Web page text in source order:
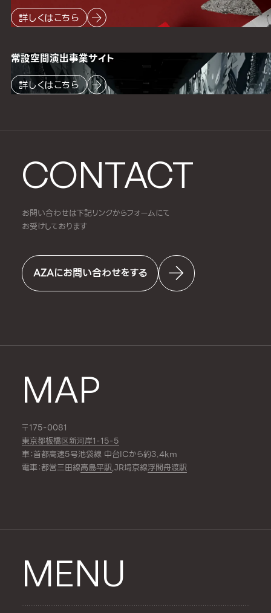
CONTACT
お問い合わせは下記リンクからフォームにて
お受けしております
AZAにお問い合わせをする
MAP
〒175-0081
東京都板橋区新河岸1-15-5
車：首都高速5号池袋線 中台ICから約3.4km
電車：都営三田線高島平駅,JR埼京線浮間舟渡駅
詳しくはこちら
常設空間演出事業サイト
詳しくはこちら
MENU